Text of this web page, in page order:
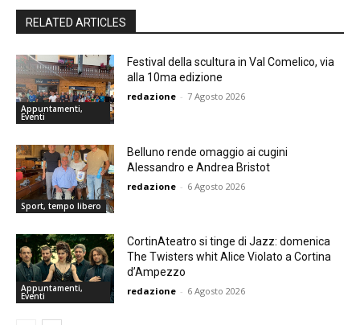
RELATED ARTICLES
Appuntamenti,
Eventi
Festival della scultura in Val Comelico, via
alla 10ma edizione
redazione - 7 Agosto 2026
Sport, tempo libero
Belluno rende omaggio ai cugini
Alessandro e Andrea Bristot
redazione - 6 Agosto 2026
Appuntamenti,
Eventi
CortinAteatro si tinge di Jazz: domenica
The Twisters whit Alice Violato a Cortina
d’Ampezzo
redazione - 6 Agosto 2026